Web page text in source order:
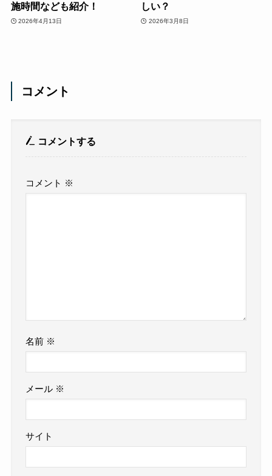
施時間なども紹介！
2026年4月13日
しい？
2026年3月8日
コメント
コメントする
コメント ※
名前 ※
メール ※
サイト